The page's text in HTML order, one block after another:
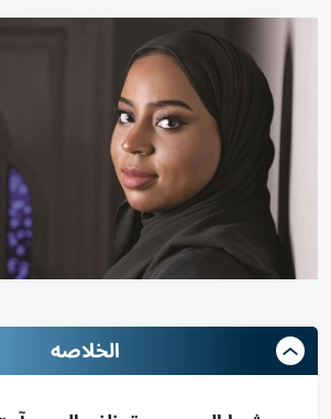
الخلاصه